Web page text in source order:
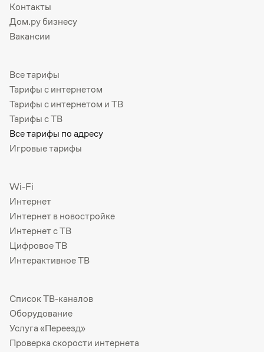
Контакты
Дом.ру бизнесу
Вакансии
Все тарифы
Тарифы с интернетом
Тарифы с интернетом и ТВ
Тарифы с ТВ
Все тарифы по адресу
Игровые тарифы
Wi-Fi
Интернет
Интернет в новостройке
Интернет с ТВ
Цифровое ТВ
Интерактивное ТВ
Список ТВ-каналов
Оборудование
Услуга «Переезд»
Проверка скорости интернета